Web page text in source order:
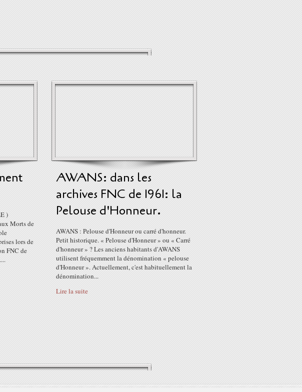
)
Morts de
lors de
FNC de
AWANS: dans les
archives FNC de 1961: la
Pelouse d'Honneur.
AWANS : Pelouse d'Honneur ou carré d'honneur.
Petit historique. « Pelouse d'Honneur » ou « Carré
d'honneur » ? Les anciens habitants d'AWANS
utilisent fréquemment la dénomination « pelouse
d'Honneur ». Actuellement, c'est habituellement la
dénomination...
Lire la suite